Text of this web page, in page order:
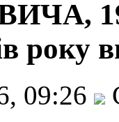
року
09:26